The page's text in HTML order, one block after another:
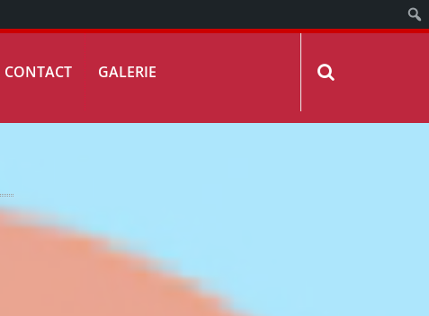
CONTACT GALERIE